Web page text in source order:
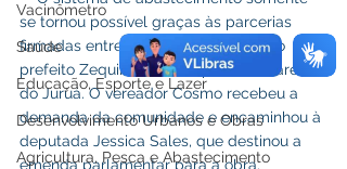
Vacinômetro
Saúde
Educação, Esporte e Lazer
Desenvolvimento Urbanos e Obras
Agricultura, Pesca e Abastecimento
se tornou possível graças às parcerias
firmadas entre a gestão municipal do
prefeito Zequinha Lima e parlamentares
do Juruá. O vereador Cosmo recebeu a
demanda da comunidade e encaminhou à
deputada Jessica Sales, que destinou a
emenda parlamentar para a obra.